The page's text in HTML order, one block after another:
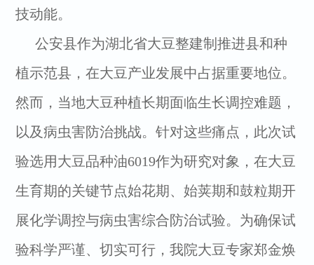
技动能。
公安县作为湖北省大豆整建制推进县和种
植示范县，在大豆产业发展中占据重要地位。
然而，当地大豆种植长期面临生长调控难题，
以及病虫害防治挑战。针对这些痛点，此次试
验选用大豆品种油6019作为研究对象，在大豆
生育期的关键节点始花期、始荚期和鼓粒期开
展化学调控与病虫害综合防治试验。为确保试
验科学严谨、切实可行，我院大豆专家郑金焕